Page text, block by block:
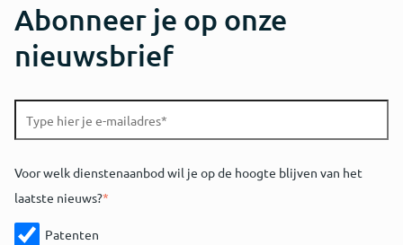
Abonneer je op onze
nieuwsbrief
Voor welk dienstenaanbod wil je op de hoogte blijven van het
laatste nieuws?*
Patenten